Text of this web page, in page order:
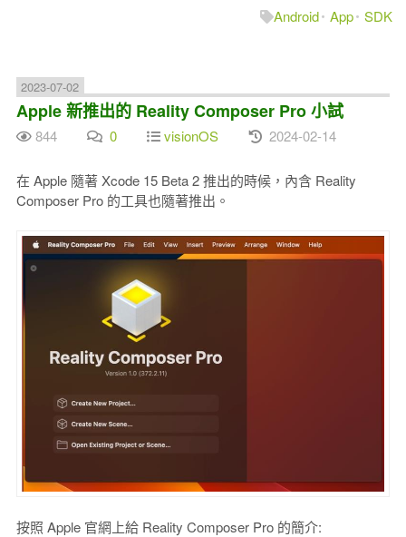
Android App SDK
2023-07-02
Apple 新推出的 Reality Composer Pro 小試
844 0 visionOS 2024-02-14
在 Apple 隨著 Xcode 15 Beta 2 推出的時候，內含 Reality
Composer Pro 的工具也隨著推出。
按照 Apple 官網上給 Reality Composer Pro 的簡介: